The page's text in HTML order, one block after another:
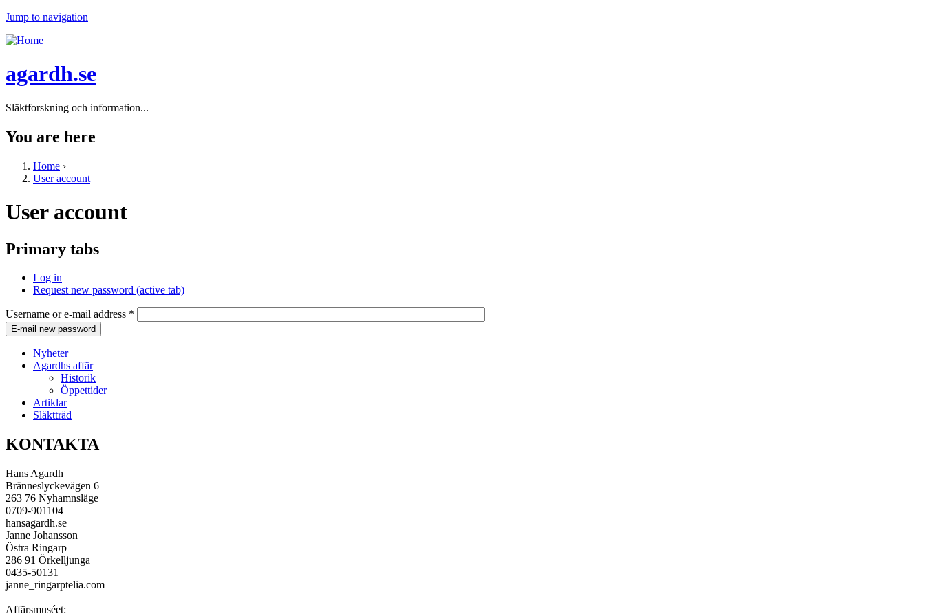
Jump to navigation
agardh.se
Släktforskning och information...
You are here
Home ›
User account
User account
Primary tabs
Log in
Request new password (active tab)
Username or e-mail address *
Nyheter
Agardhs affär
Historik
Öppettider
Artiklar
Släktträd
KONTAKTA
Hans Agardh
Bränneslyckevägen 6
263 76 Nyhamnsläge
0709-901104
hansagardh.se
Janne Johansson
Östra Ringarp
286 91 Örkelljunga
0435-50131
janne_ringarptelia.com
Affärsmuséet: